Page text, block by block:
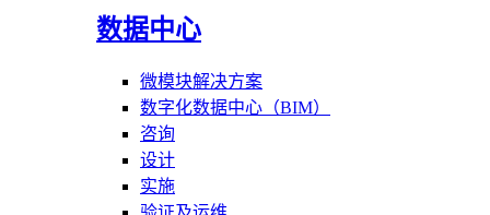
数据中心
微模块解决方案
数字化数据中心（BIM）
咨询
设计
实施